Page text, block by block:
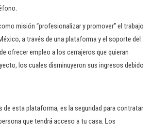
misión “profesionalizar y promover” el trabajo
a través de una plataforma y el soporte del
ofrecer empleo a los cerrajeros que quieran
los cuales disminuyeron sus ingresos debido
de esta plataforma, es la seguridad para contratar
que tendrá acceso a tu casa. Los